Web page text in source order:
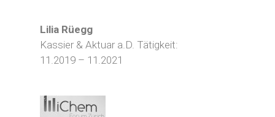
Lilia Rüegg
Kassier & Aktuar a.D. Tätigkeit:
11.2019 – 11.2021